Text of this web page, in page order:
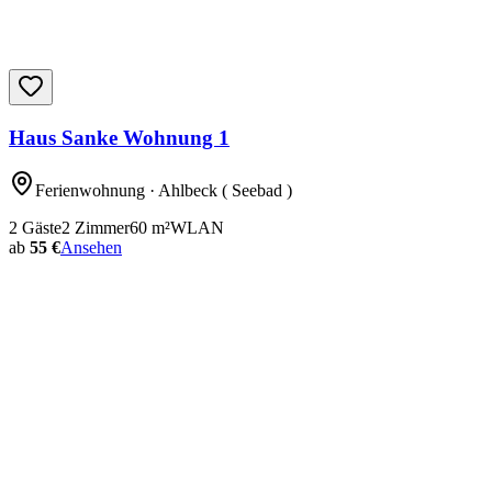
Haus Sanke Wohnung 1
Ferienwohnung · Ahlbeck ( Seebad )
2 Gäste2 Zimmer60 m²WLAN
ab 55 €Ansehen